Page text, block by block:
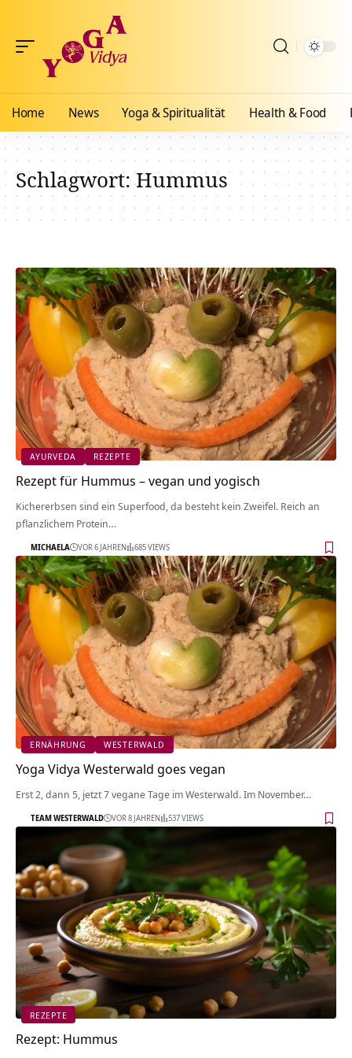
Home News Yoga & Spiritualität Health & Food
Schlagwort:Hummus
AYURVEDA REZEPTE
Rezept für Hummus – vegan und yogisch
Kichererbsen sind ein Superfood, da besteht kein Zweifel. Reich an
pflanzlichem Protein…
MICHAELA VOR 6 JAHREN 685 VIEWS
ERNÄHRUNG WESTERWALD
Yoga Vidya Westerwald goes vegan
Erst 2, dann 5, jetzt 7 vegane Tage im Westerwald. Im November…
TEAM WESTERWALD VOR 8 JAHREN 537 VIEWS
REZEPTE
Rezept: Hummus